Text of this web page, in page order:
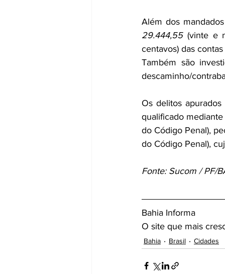
29.444,55 (vinte e
centavos) das
Também são
descaminho/
Os delitos
qualificado mediante
do Código Penal),
do Código Penal),
Fonte: Sucom / PF/
Bahia Informa
O site que mais
Bahia Brasil Cidades